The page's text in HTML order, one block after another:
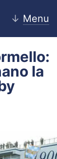
↓ Menu
la